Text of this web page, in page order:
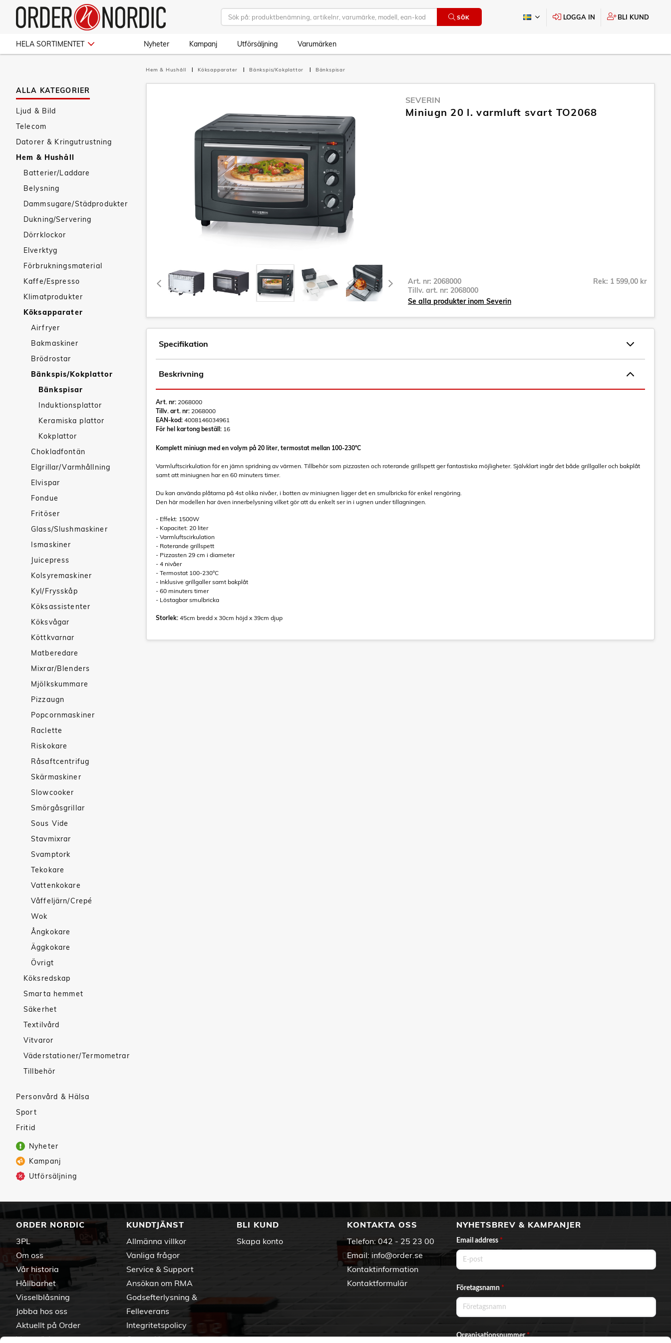
SÖK LOGGA IN BLI KUND
HELA SORTIMENTET Nyheter Kampanj Utförsäljning Varumärken
ALLA KATEGORIER
Ljud & Bild
Telecom
Datorer & Kringutrustning
Hem & Hushåll
Batterier/Laddare
Belysning
Dammsugare/Städprodukter
Dukning/Servering
Dörrklockor
Elverktyg
Förbrukningsmaterial
Kaffe/Espresso
Klimatprodukter
Köksapparater
Airfryer
Bakmaskiner
Brödrostar
Bänkspis/Kokplattor
Bänkspisar
Induktionsplattor
Keramiska plattor
Kokplattor
Chokladfontän
Elgrillar/Varmhållning
Elvispar
Fondue
Fritöser
Glass/Slushmaskiner
Ismaskiner
Juicepress
Kolsyremaskiner
Kyl/Frysskåp
Köksassistenter
Köksvågar
Köttkvarnar
Matberedare
Mixrar/Blenders
Mjölkskummare
Pizzaugn
Popcornmaskiner
Raclette
Riskokare
Råsaftcentrifug
Skärmaskiner
Slowcooker
Smörgåsgrillar
Sous Vide
Stavmixrar
Svamptork
Tekokare
Vattenkokare
Våffeljärn/Crepé
Wok
Ångkokare
Äggkokare
Övrigt
Köksredskap
Smarta hemmet
Säkerhet
Textilvård
Vitvaror
Väderstationer/Termometrar
Tillbehör
Personvård & Hälsa
Sport
Fritid
Nyheter
Kampanj
Utförsäljning
Hem & Hushåll Köksapparater Bänkspis/Kokplattor Bänkspisar
SEVERIN
Miniugn 20 l. varmluft svart TO2068
Art. nr: 2068000
Tillv. art. nr: 2068000
Rek: 1 599,00 kr
Se alla produkter inom Severin
Specifikation
Beskrivning
Art. nr: 2068000
Tillv. art. nr: 2068000
EAN-kod: 4008146034961
För hel kartong beställ: 16
Komplett miniugn med en volym på 20 liter, termostat mellan 100-230°C
Varmluftscirkulation för en jämn spridning av värmen. Tillbehör som pizzasten och roterande grillspett ger fantastiska möjligheter. Självklart ingår det både grillgaller och bakplåt
samt att miniugnen har en 60 minuters timer.
Du kan använda plåtarna på 4st olika nivåer, i botten av miniugnen ligger det en smulbricka för enkel rengöring.
Den här modellen har även innerbelysning vilket gör att du enkelt ser in i ugnen under tillagningen.
- Effekt: 1500W
- Kapacitet: 20 liter
- Varmluftscirkulation
- Roterande grillspett
- Pizzasten 29 cm i diameter
- 4 nivåer
- Termostat 100-230°C
- Inklusive grillgaller samt bakplåt
- 60 minuters timer
- Löstagbar smulbricka
Storlek: 45cm bredd x 30cm höjd x 39cm djup
ORDER NORDIC
3PL
Om oss
Vår historia
Hållbarhet
Visselblåsning
Jobba hos oss
Aktuellt på Order
Varumärken
KUNDTJÄNST
Allmänna villkor
Vanliga frågor
Service & Support
Ansökan om RMA
Godsefterlysning &
Felleverans
Integritetspolicy
Om cookies
BLI KUND
Skapa konto
KONTAKTA OSS
Telefon: 042 - 25 23 00
Email: info@order.se
Kontaktinformation
Kontaktformulär
NYHETSBREV & KAMPANJER
Email address *
Företagsnamn *
Organisationsnummer*